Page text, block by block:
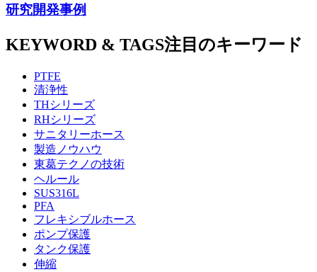
研究開発事例
KEYWORD & TAGS注目のキーワード
PTFE
清浄性
THシリーズ
RHシリーズ
サニタリーホース
製造ノウハウ
東葛テクノの技術
ヘルール
SUS316L
PFA
フレキシブルホース
ポンプ保護
タンク保護
伸縮